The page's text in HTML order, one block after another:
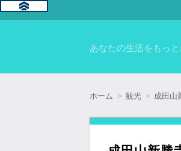
あなたの生活をもっと
ホーム 観光 成田山